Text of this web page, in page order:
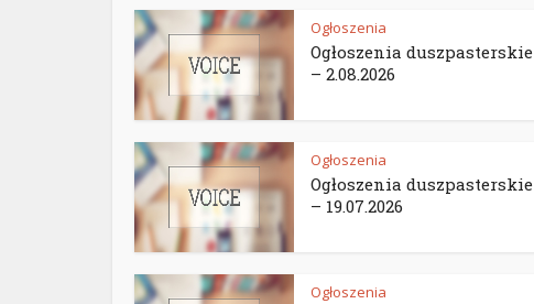
Ogłoszenia
Ogłoszenia duszpasterskie
– 2.08.2026
Ogłoszenia
Ogłoszenia duszpasterskie
– 19.07.2026
Ogłoszenia